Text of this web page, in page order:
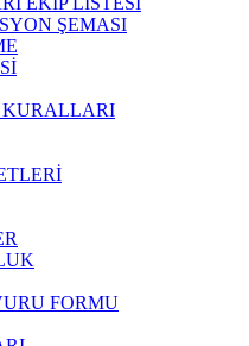
ŞEMASI
KURALLARI
FORMU